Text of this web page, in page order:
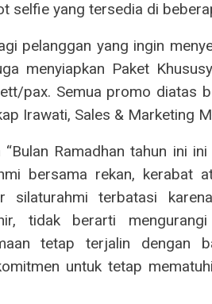
selfie yang tersedia di
pelanggan yang ingin
menyiapkan Paket
pax. Semua promo diatas
Irawati, Sales & Marketing
Ramadhan tahun ini
bersama rekan, kerabat
silaturahmi terbatasi
tidak berarti
tetap terjalin dengan
untuk tetap